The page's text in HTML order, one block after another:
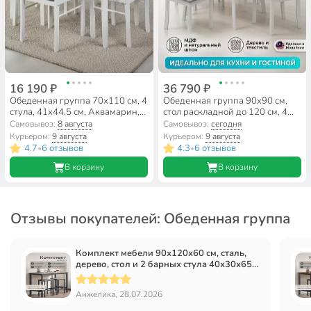
16 190 ₽
Обеденная группа 70х110 см, 4
стула, 41х44.5 см, Аквамарин,
RH 7006T
Самовывоз:8 августа
Курьером:9 августа
4.7•6 отзывов
В корзину
36 790 ₽
Обеденная группа 90х90 см,
стол раскладной до 120 см, 4
стула, нагрузка до 100 кг,
Классика, RH 7180-1EXT
Самовывоз: сегодня
Курьером: 9 августа
4.3•6 отзывов
В корзину
Отзывы покупателей: Обеденная группа
Комплект мебели 90х120х60 см, сталь,
дерево, стол и 2 барных стула 40х30х65
см, нагрузка на стул до 120 кг, Лофт,
LBT015B00
Анжелика, 28.07.2026